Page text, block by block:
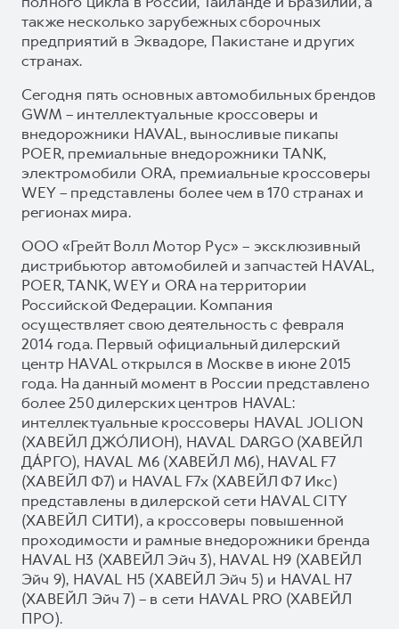
также несколько зарубежных сборочных
предприятий в Эквадоре, Пакистане и других
странах.
Сегодня пять основных автомобильных брендов
GWM – интеллектуальные кроссоверы и
внедорожники HAVAL, выносливые пикапы
POER, премиальные внедорожники TANK,
электромобили ORA, премиальные кроссоверы
WEY – представлены более чем в 170 странах и
регионах мира.
ООО «Грейт Волл Мотор Рус» – эксклюзивный
дистрибьютор автомобилей и запчастей HAVAL,
POER, TANK, WEY и ORA на территории
Российской Федерации. Компания
осуществляет свою деятельность с февраля
2014 года. Первый официальный дилерский
центр HAVAL открылся в Москве в июне 2015
года. На данный момент в России представлено
более 250 дилерских центров HAVAL:
интеллектуальные кроссоверы HAVAL JOLION
(ХАВЕЙЛ ДЖО́ЛИОН), HAVAL DARGO (ХАВЕЙЛ
ДА́РГО), HAVAL М6 (ХАВЕЙЛ M6), HAVAL F7
(ХАВЕЙЛ Ф7) и HAVAL F7x (ХАВЕЙЛ Ф7 Икс)
представлены в дилерской сети HAVAL CITY
(ХАВЕЙЛ СИТИ), а кроссоверы повышенной
проходимости и рамные внедорожники бренда
HAVAL H3 (ХАВЕЙЛ Эйч 3), HAVAL H9 (ХАВЕЙЛ
Эйч 9), HAVAL H5 (ХАВЕЙЛ Эйч 5) и HAVAL H7
(ХАВЕЙЛ Эйч 7) – в сети HAVAL PRO (ХАВЕЙЛ
ПРО).